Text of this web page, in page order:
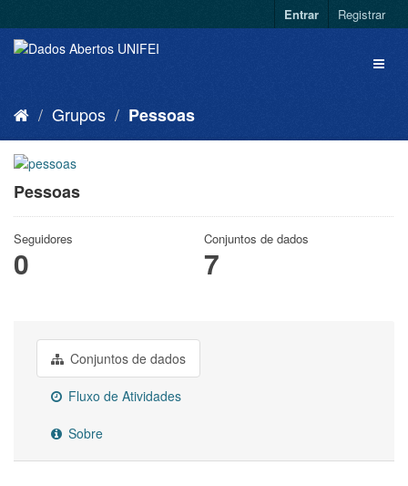
Entrar Registrar
Grupos Pessoas
Pessoas
Seguidores
0
Conjuntos de dados
7
Conjuntos de dados
Fluxo de Atividades
Sobre